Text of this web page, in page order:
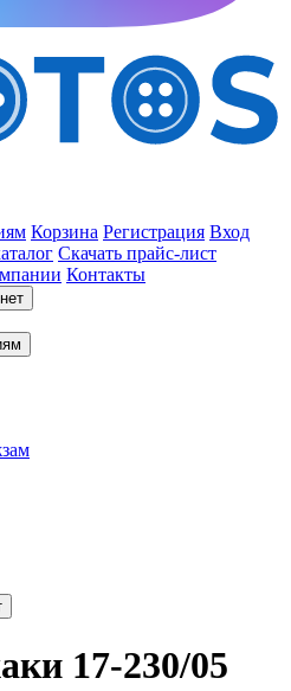
Корзина Регистрация Вход
Скачать прайс-лист
Контакты
17-230/05